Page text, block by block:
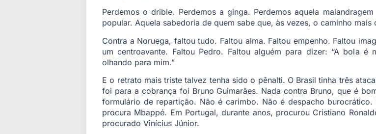
Perdemos o drible. Perdemos a ginga. Perdemos aquela
popular. Aquela sabedoria de quem sabe que, às vezes, o caminho
Contra a Noruega, faltou tudo. Faltou alma. Faltou empenho. Faltou
um centroavante. Faltou Pedro. Faltou alguém para dizer: “A bola é
olhando para mim.”
E o retrato mais triste talvez tenha sido o pênalti. O Brasil tinha três
foi para a cobrança foi Bruno Guimarães. Nada contra Bruno, que é
formulário de repartição. Não é carimbo. Não é despacho
procura Mbappé. Em Portugal, durante anos, procurou Cristiano
procurado Vinícius Júnior.